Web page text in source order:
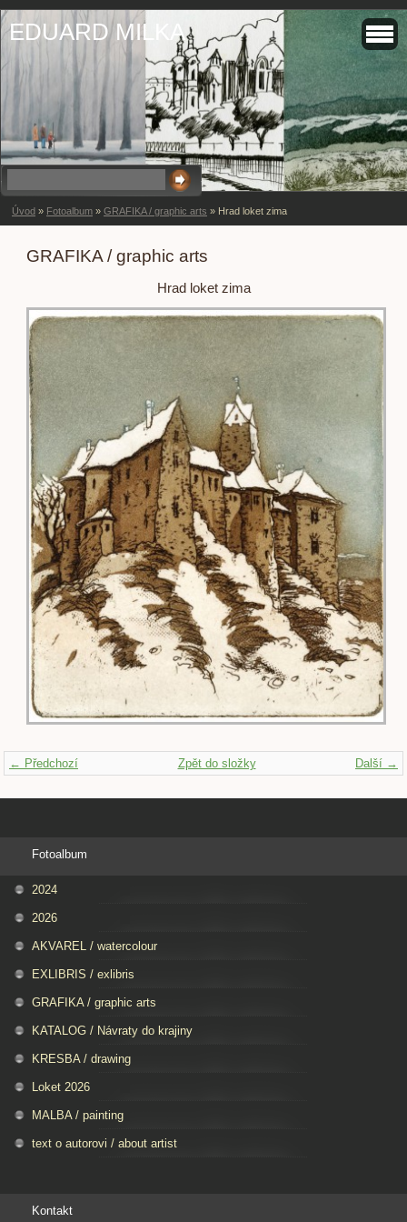
EDUARD MILKA
Úvod » Fotoalbum » GRAFIKA / graphic arts » Hrad loket zima
GRAFIKA / graphic arts
Hrad loket zima
← Předchozí Další →
Zpět do složky
Fotoalbum
2024
2026
AKVAREL / watercolour
EXLIBRIS / exlibris
GRAFIKA / graphic arts
KATALOG / Návraty do krajiny
KRESBA / drawing
Loket 2026
MALBA / painting
text o autorovi / about artist
Kontakt